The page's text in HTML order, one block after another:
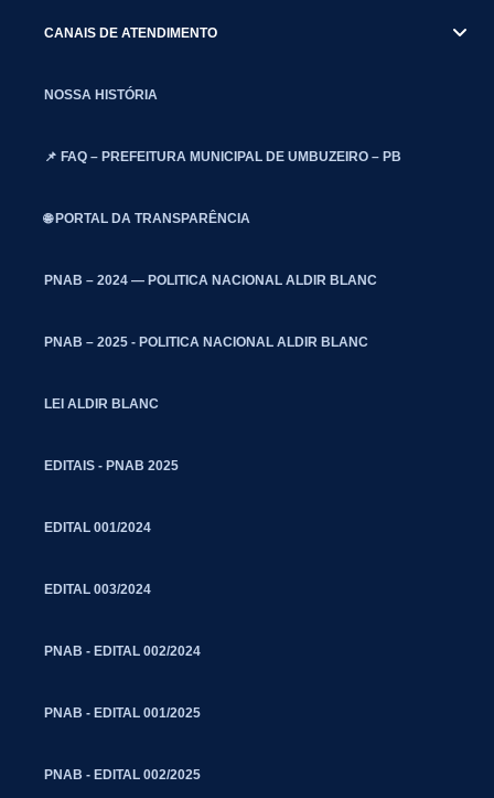
CANAIS DE ATENDIMENTO
NOSSA HISTÓRIA
📌 FAQ – PREFEITURA MUNICIPAL DE UMBUZEIRO – PB
🌐 PORTAL DA TRANSPARÊNCIA
PNAB – 2024 — POLITICA NACIONAL ALDIR BLANC
PNAB – 2025 - POLITICA NACIONAL ALDIR BLANC
LEI ALDIR BLANC
EDITAIS - PNAB 2025
EDITAL 001/2024
EDITAL 003/2024
PNAB - EDITAL 002/2024
PNAB - EDITAL 001/2025
PNAB - EDITAL 002/2025